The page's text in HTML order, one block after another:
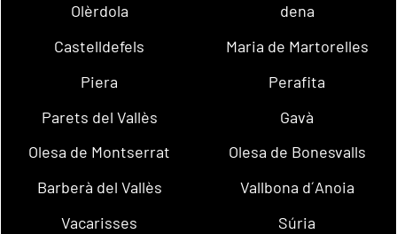
Olèrdola
dena
Castelldefels
Maria de Martorelles
Piera
Perafita
Parets del Vallès
Gavà
Olesa de Montserrat
Olesa de Bonesvalls
Barberà del Vallès
Vallbona d´Anoia
Vacarisses
Súria